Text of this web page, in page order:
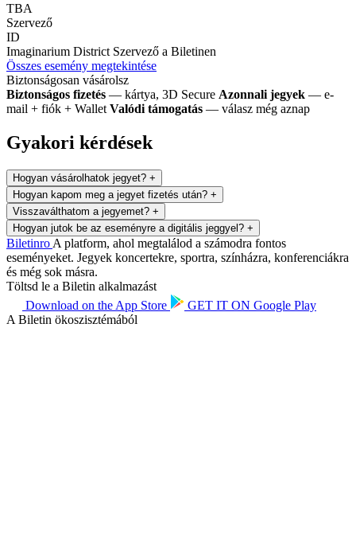
TBA
Szervező
ID
Imaginarium District Szervező a Biletinen
Összes esemény megtekintése
Biztonságosan vásárolsz
Biztonságos fizetés — kártya, 3D Secure Azonnali jegyek — e-
mail + fiók + Wallet Valódi támogatás — válasz még aznap
Gyakori kérdések
Hogyan vásárolhatok jegyet? +
Hogyan kapom meg a jegyet fizetés után? +
Visszaválthatom a jegyemet? +
Hogyan jutok be az eseményre a digitális jeggyel? +
Biletinro A platform, ahol megtalálod a számodra fontos
eseményeket. Jegyek koncertekre, sportra, színházra, konferenciákra
és még sok másra.
Töltsd le a Biletin alkalmazást
Download on the App Store GET IT ON Google Play
A Biletin ökoszisztémából